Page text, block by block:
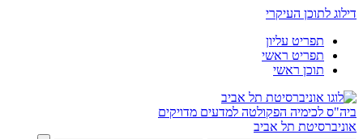
דילוג לתוכן העיקרי
תפריט עליון
תפריט ראשי
תוכן ראשי
ביה"ס לכימיה הפקולטה למדעים מדויקים
אוניברסיטת תל אביב